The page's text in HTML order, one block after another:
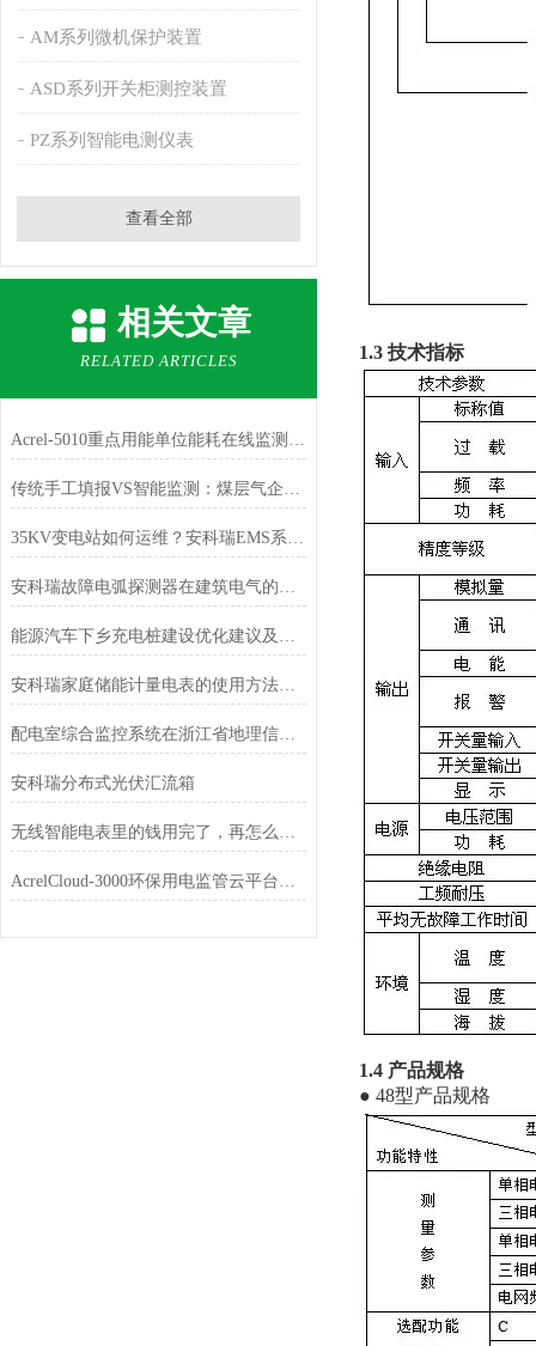
AM系列微机保护装置
ASD系列开关柜测控装置
PZ系列智能电测仪表
查看全部
相关文章
RELATED ARTICLES
Acrel-5010重点用能单位能耗在线监测系统在湖南三立集团的应用
传统手工填报VS智能监测：煤层气企业能源管理困局如何破解？
35KV变电站如何运维？安科瑞EMS系统提供解决方案
安科瑞故障电弧探测器在建筑电气的设计与应用
能源汽车下乡充电桩建设优化建议及解决方案
安科瑞家庭储能计量电表的使用方法与维护方案
配电室综合监控系统在浙江省地理信息产业园中的应用
安科瑞分布式光伏汇流箱
无线智能电表里的钱用完了，再怎么样充值进去呢
AcrelCloud-3000环保用电监管云平台在新疆阜康市的应用
1.3 技术指标
1.4 产品规格
● 48型产品规格